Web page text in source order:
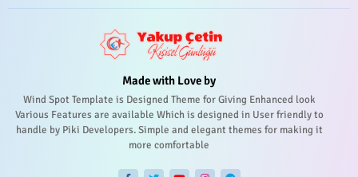
Made with Love by
Wind Spot Template is Designed Theme for Giving Enhanced look
Various Features are available Which is designed in User friendly to
handle by Piki Developers. Simple and elegant themes for making it
more comfortable